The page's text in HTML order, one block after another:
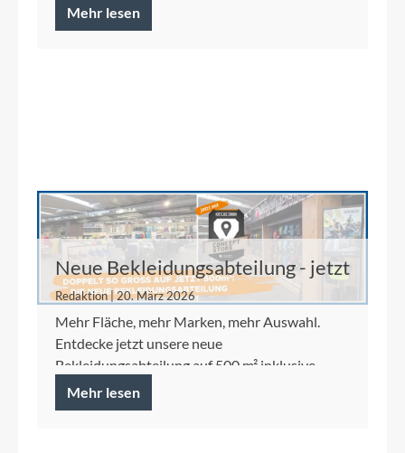
Mehr lesen
Neue Bekleidungsabteilung - jetzt
auf 500 m²
Redaktion | 20. März 2026
Mehr Fläche, mehr Marken, mehr Auswahl.
Entdecke jetzt unsere neue
Bekleidungsabteilung auf 500 m² inklusive
Ortlieb Concept Store.
Mehr lesen